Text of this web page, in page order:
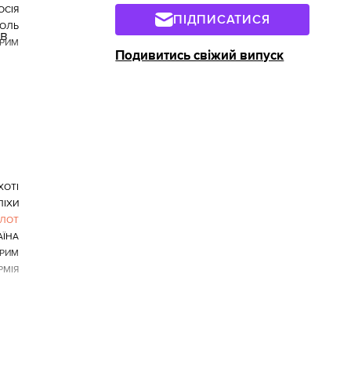
ПІДПИСАТИСЯ
Подивитись свіжий випуск